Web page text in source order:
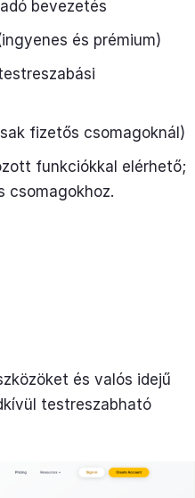
bevezetés
és prémium)
fizetős csomagoknál)
funkciókkal elérhető;
csomagokhoz.
és valós idejű
testreszabható